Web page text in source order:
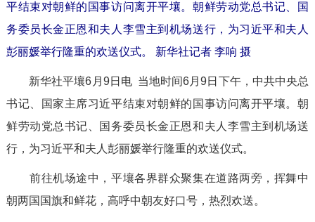
平结束对朝鲜的国事访问离开平壤。朝鲜劳动党总书记、国
务委员长金正恩和夫人李雪主到机场送行，为习近平和夫人
彭丽媛举行隆重的欢送仪式。 新华社记者 李响 摄
新华社平壤6月9日电 当地时间6月9日下午，中共中央总
书记、国家主席习近平结束对朝鲜的国事访问离开平壤。朝
鲜劳动党总书记、国务委员长金正恩和夫人李雪主到机场送
行，为习近平和夫人彭丽媛举行隆重的欢送仪式。
前往机场途中，平壤各界群众聚集在道路两旁，挥舞中
朝两国国旗和鲜花，高呼中朝友好口号，热烈欢送。